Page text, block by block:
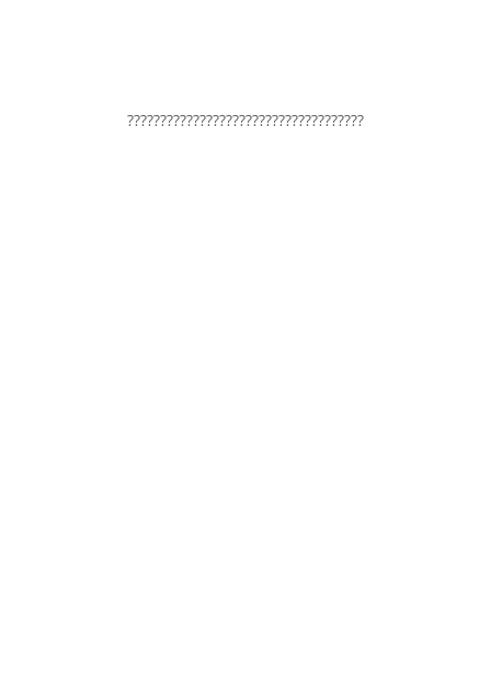
????????????????????????????????????